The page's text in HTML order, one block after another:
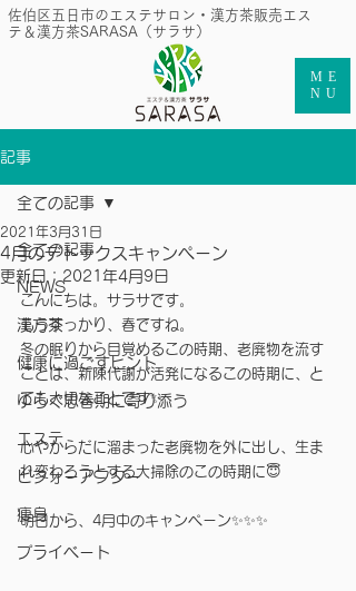
​佐伯区五日市のエステサロン・漢方茶販売エス
テ＆漢方茶SARASA（サラサ）
ME
NU
記事
全ての記事
NEWS
漢方茶
健康に過ごすヒント
ゆらぐ思春期に寄り添う
エステ
ビフォーアフター
痩身
プライベート
全ての記事
4月のデトックスキャンペーン
2021年3月31日
更新日： 2021年4月9日
こんにちは。サラサです。
もうすっかり、春ですね。
冬の眠りから目覚めるこの時期、老廃物を流す
ことは、新陳代謝が活発になるこの時期に、と
ても大切なことです✨
心やからだに溜まった老廃物を外に出し、生ま
れ変わろうとする大掃除のこの時期に😇
明日から、4月中のキャンペーン✨✨✨